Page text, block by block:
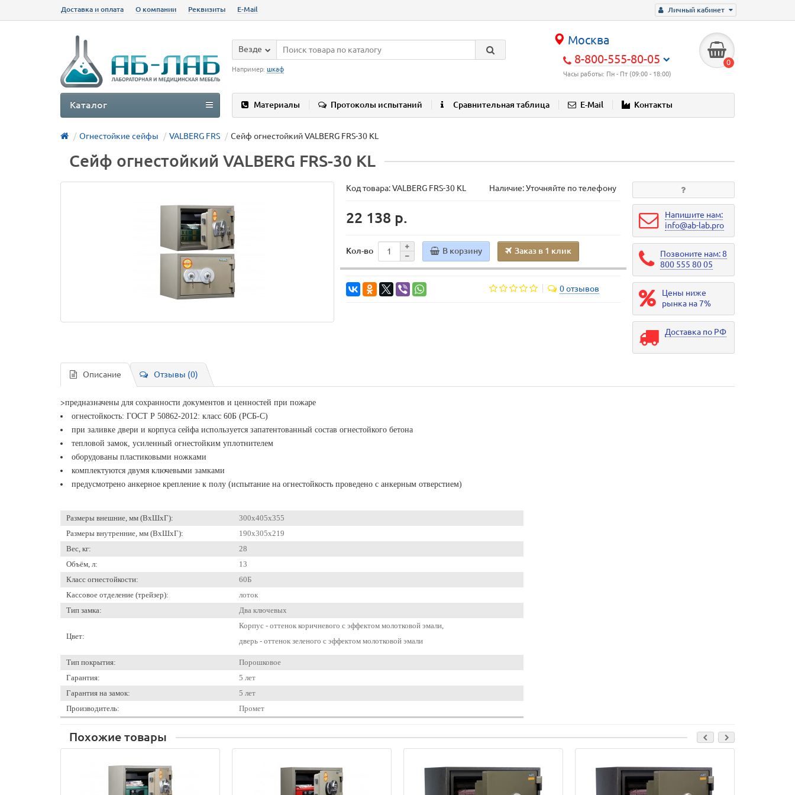
Личный кабинет
Доставка и оплата О компании Реквизиты E-Mail
Москва
8-800-555-80-05
Часы работы: Пн - Пт (09:00 - 18:00)
0
Везде
Например: шкаф
Материалы Протоколы испытаний Сравнительная таблица E-Mail Контакты
Каталог
Огнестойкие сейфы VALBERG FRS Сейф огнестойкий VALBERG FRS-30 KL
Сейф огнестойкий VALBERG FRS-30 KL
Код товара:VALBERG FRS-30 KL Наличие: Уточняйте по телефону
22 138 р.
Кол-во В корзину Заказ в 1 клик
0 отзывов
Напишите нам:
info@ab-lab.pro
Позвоните нам: 8
800 555 80 05
Цены ниже
рынка на 7%
Доставка по РФ
Описание Отзывы (0)
>предназначены для сохранности документов и ценностей при пожаре
огнестойкость: ГОСТ Р 50862-2012: класс 60Б (РСБ-С)
при заливке двери и корпуса сейфа используется запатентованный состав огнестойкого бетона
тепловой замок, усиленный огнестойким уплотнителем
оборудованы пластиковыми ножками
комплектуются двумя ключевыми замками
предусмотрено анкерное крепление к полу (испытание на огнестойкость проведено с анкерным отверстием)
Размеры внешние, мм (ВхШхГ):
300x405x355
Размеры внутренние, мм (ВхШхГ):
190x305x219
Вес, кг:
28
Объём, л:
13
Класс огнестойкости:
60Б
Кассовое отделение (трейзер):
лоток
Тип замка:
Два ключевых
Цвет:
Корпус - оттенок коричневого с эффектом молотковой эмали,
дверь - оттенок зеленого с эффектом молотковой эмали
Тип покрытия:
Порошковое
Гарантия:
5 лет
Гарантия на замок:
5 лет
Производитель:
Промет
Похожие товары